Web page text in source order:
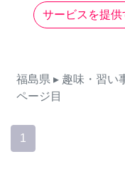
サービスを提供
福島県 ▸ 趣味・習い
ページ目
1